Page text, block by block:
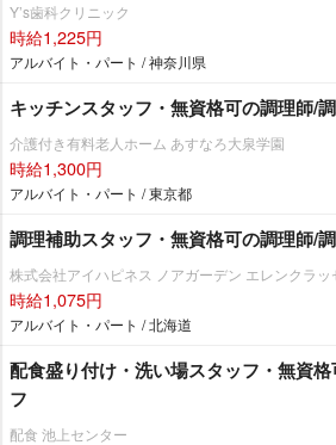
Y’s歯科クリニック
時給1,225円
アルバイト・パート / 神奈川県
キッチンスタッフ・無資格可の調理師/
介護付き有料老人ホーム あすなろ大泉学園
時給1,300円
アルバイト・パート / 東京都
調理補助スタッフ・無資格可の調理師/
株式会社アイハピネス ノアガーデン エレンクラ
時給1,075円
アルバイト・パート / 北海道
配食盛り付け・洗い場スタッフ・無資
フ
配食 池上センター